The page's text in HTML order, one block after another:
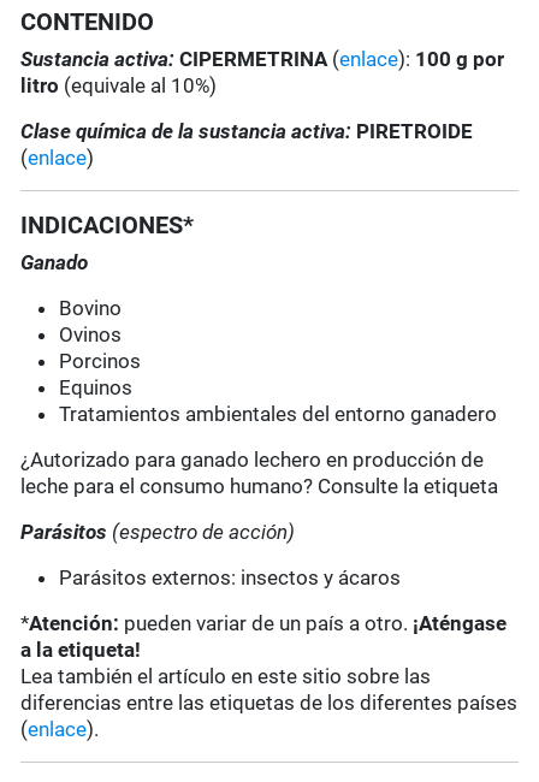
CONTENIDO
Sustancia activa:CIPERMETRINA (enlace): 100 g por
litro (equivale al 10%)
Clase química de la sustancia activa: PIRETROIDE
(enlace)
INDICACIONES*
Ganado
Bovino
Ovinos
Porcinos
Equinos
Tratamientos ambientales del entorno ganadero
¿Autorizado para ganado lechero en producción de
leche para el consumo humano? Consulte la etiqueta
Parásitos (espectro de acción)
Parásitos externos: insectos y ácaros
*Atención: pueden variar de un país a otro. ¡Aténgase
a la etiqueta!
Lea también el artículo en este sitio sobre las
diferencias entre las etiquetas de los diferentes países
(enlace).